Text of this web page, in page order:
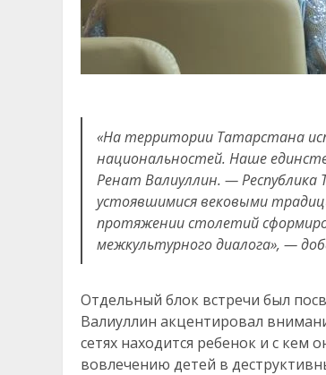
«На территории Татарстана
национальностей. Наше
Ренат Валиуллин. —
устоявшимися вековыми
протяжении столетий
межкультурного диалога», —
Отдельный блок встречи был
Валиуллин акцентировал
сетях находится ребенок и с кем
вовлечению детей в